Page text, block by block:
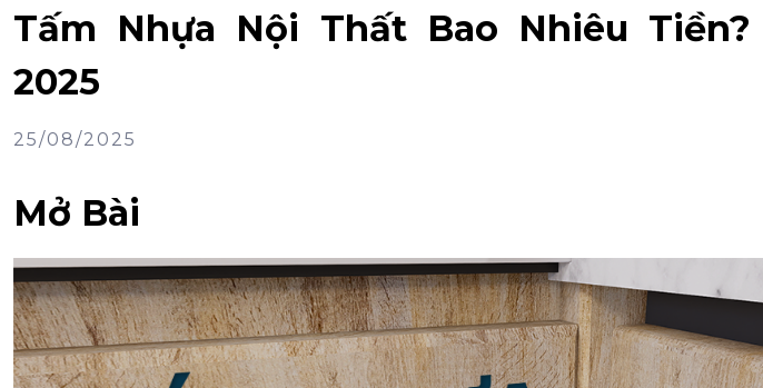
Tấm Nhựa Nội Thất Bao Nhiêu
2025
25/08/2025
Mở Bài